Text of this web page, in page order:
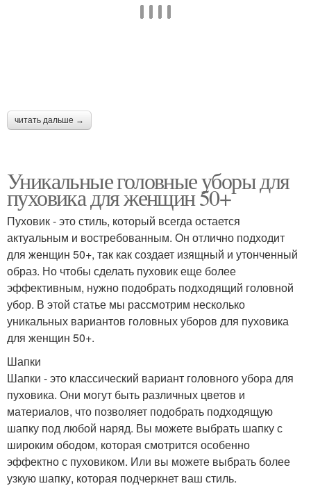
читать дальше →
Уникальные головные уборы для
пуховика для женщин 50+
Пуховик - это стиль, который всегда остается
актуальным и востребованным. Он отлично подходит
для женщин 50+, так как создает изящный и утонченный
образ. Но чтобы сделать пуховик еще более
эффективным, нужно подобрать подходящий головной
убор. В этой статье мы рассмотрим несколько
уникальных вариантов головных уборов для пуховика
для женщин 50+.
Шапки
Шапки - это классический вариант головного убора для
пуховика. Они могут быть различных цветов и
материалов, что позволяет подобрать подходящую
шапку под любой наряд. Вы можете выбрать шапку с
широким ободом, которая смотрится особенно
эффектно с пуховиком. Или вы можете выбрать более
узкую шапку, которая подчеркнет ваш стиль.